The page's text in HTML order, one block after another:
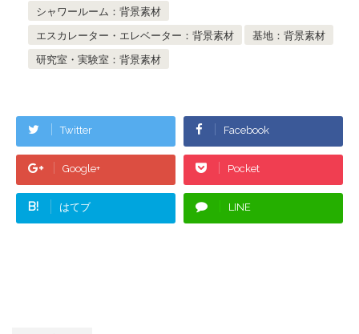
シャワールーム：背景素材
エスカレーター・エレベーター：背景素材
基地：背景素材
研究室・実験室：背景素材
Twitter Facebook
Google+ Pocket
B! はてブ LINE